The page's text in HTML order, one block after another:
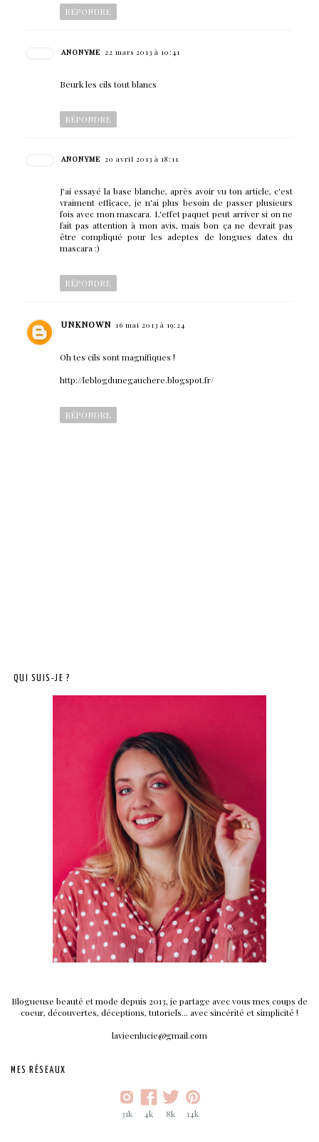
RÉPONDRE
ANONYME 22 mars 2013 à 10:41
Beurk les cils tout blancs
RÉPONDRE
ANONYME 20 avril 2013 à 18:11
J'ai essayé la base blanche, après avoir vu ton article, c'est
vraiment efficace, je n'ai plus besoin de passer plusieurs
fois avec mon mascara. L'effet paquet peut arriver si on ne
fait pas attention à mon avis, mais bon ça ne devrait pas
être compliqué pour les adeptes de longues dates du
mascara :)
RÉPONDRE
UNKNOWN 16 mai 2013 à 19:24
Oh tes cils sont magnifiques !
http://leblogdunegauchere.blogspot.fr/
RÉPONDRE
QUI SUIS-JE ?
Blogueuse beauté et mode depuis 2013, je partage avec vous mes coups de
coeur, découvertes, déceptions, tutoriels... avec sincérité et simplicité !
lavieenlucie@gmail.com
MES RÉSEAUX
31k 4k 8k 14k